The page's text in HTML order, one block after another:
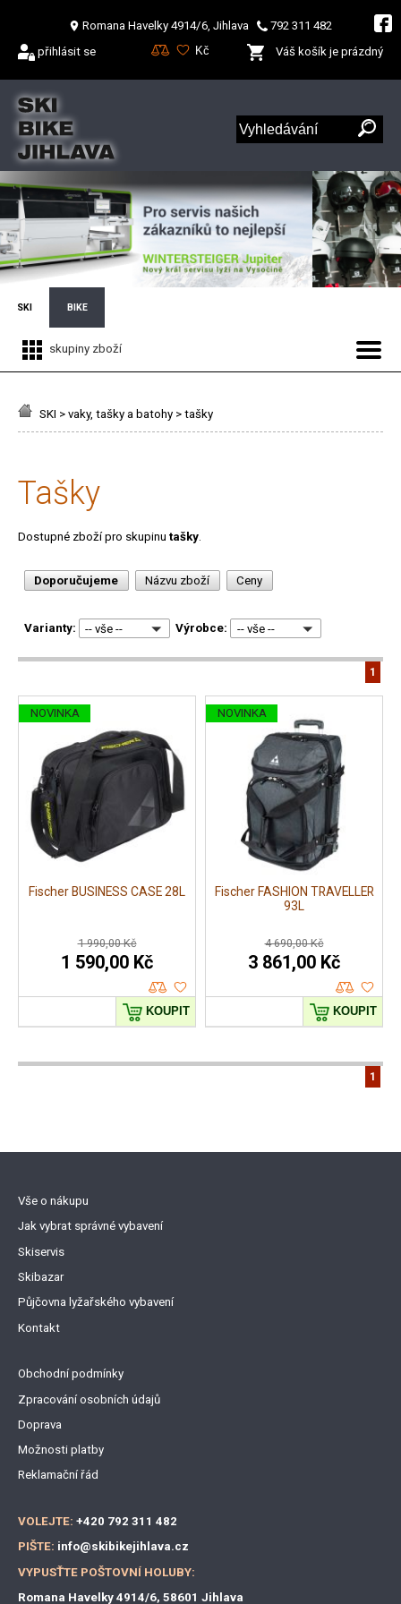
Romana Havelky 4914/6, Jihlava
792 311 482
přihlásit se
Váš košík je prázdný
SKI BIKE
skupiny zboží
SKI > vaky, tašky a batohy > tašky
tašky
Dostupné zboží pro skupinu tašky.
Doporučujeme Názvu zboží Ceny
Varianty: -- vše -- Výrobce: -- vše --
1
NOVINKA
Fischer BUSINESS CASE 28L
1 990,00 Kč
1 590,00 Kč
KOUPIT
NOVINKA
Fischer FASHION TRAVELLER
93L
4 690,00 Kč
3 861,00 Kč
KOUPIT
1
Vše o nákupu
Jak vybrat správné vybavení
Skiservis
Skibazar
Půjčovna lyžařského vybavení
Kontakt
Obchodní podmínky
Zpracování osobních údajů
Doprava
Možnosti platby
Reklamační řád
VOLEJTE: +420 792 311 482
PIŠTE: info@skibikejihlava.cz
VYPUSŤTE POŠTOVNÍ HOLUBY:
Romana Havelky 4914/6, 58601 Jihlava